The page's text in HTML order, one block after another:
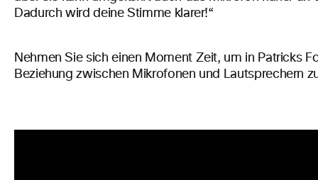
Dadurch wird deine Stimme klarer!“
Nehmen Sie sich einen Moment Zeit, um in Patricks
Beziehung zwischen Mikrofonen und Lautsprechern